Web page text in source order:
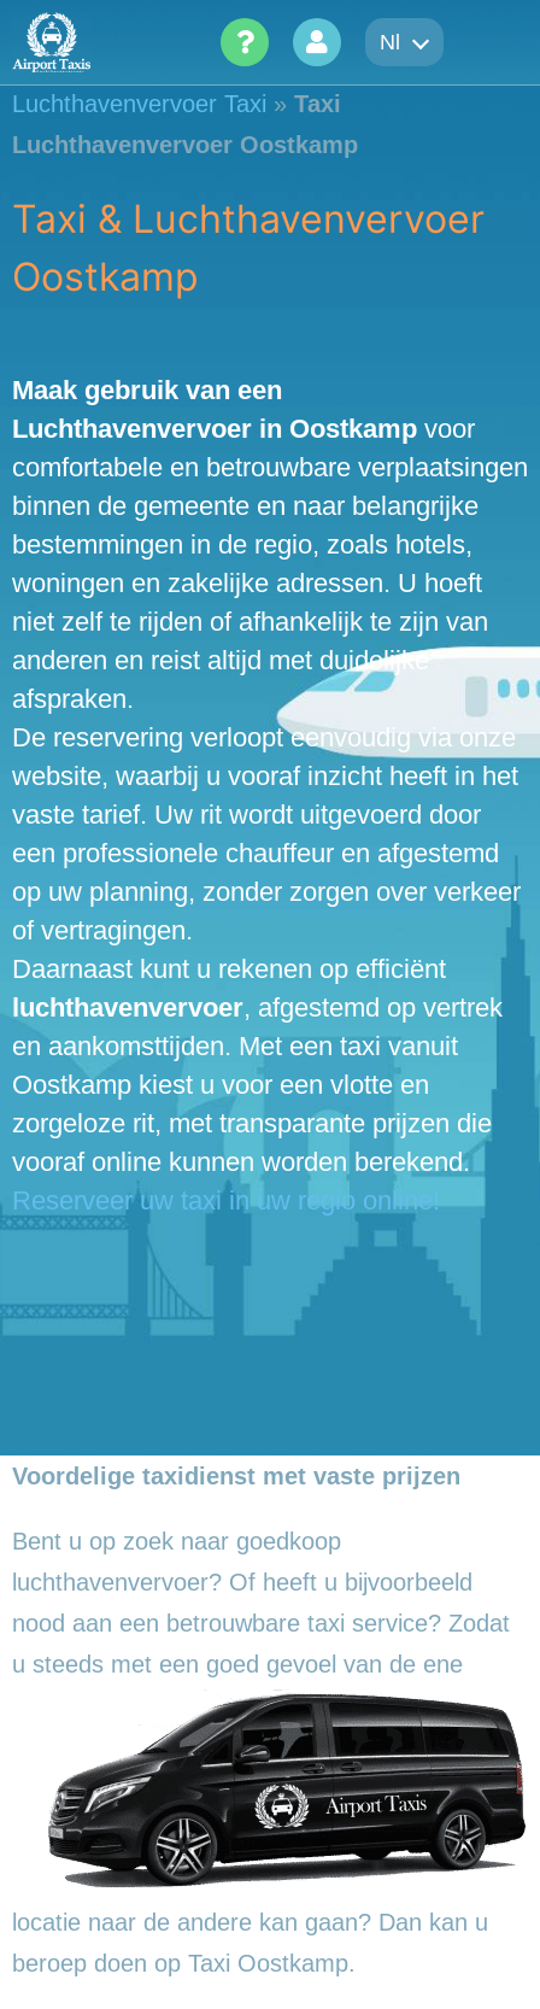
Skip
content
Nl
Luchthavenvervoer Taxi » Taxi
Luchthavenvervoer Oostkamp
Taxi & Luchthavenvervoer
Oostkamp
Maak gebruik van een
Luchthavenvervoer in Oostkamp voor
comfortabele en betrouwbare verplaatsingen
binnen de gemeente en naar belangrijke
bestemmingen in de regio, zoals hotels,
woningen en zakelijke adressen. U hoeft
niet zelf te rijden of afhankelijk te zijn van
anderen en reist altijd met duidelijke
afspraken.
De reservering verloopt eenvoudig via onze
website, waarbij u vooraf inzicht heeft in het
vaste tarief. Uw rit wordt uitgevoerd door
een professionele chauffeur en afgestemd
op uw planning, zonder zorgen over verkeer
of vertragingen.
Daarnaast kunt u rekenen op efficiënt
luchthavenvervoer, afgestemd op vertrek
en aankomsttijden. Met een taxi vanuit
Oostkamp kiest u voor een vlotte en
zorgeloze rit, met transparante prijzen die
vooraf online kunnen worden berekend.
Reserveer uw taxi in uw regio online!
Voordelige taxidienst met vaste prijzen
Bent u op zoek naar goedkoop
luchthavenvervoer? Of heeft u bijvoorbeeld
nood aan een betrouwbare taxi service? Zodat
u steeds met een goed gevoel van de ene
locatie naar de andere kan gaan? Dan kan u
beroep doen op Taxi Oostkamp.